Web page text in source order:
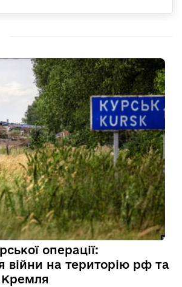
операції:
війни на територію рф та
Кремля